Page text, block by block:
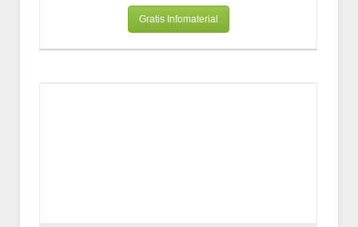
Gratis Infomaterial